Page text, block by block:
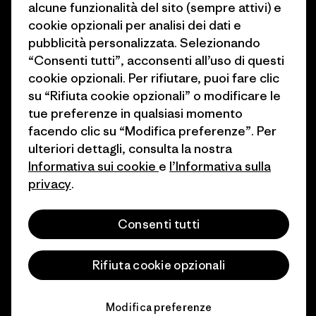
Come finanziamo
Buoni regalo
Trova un negozio
Industry program
Programma di affiliazione
Patagonia Italia Mappa del sito
© 2026 Patagonia, Inc. All Rights Reserved.
italiano
alcune funzionalità del sito (sempre attivi) e
cookie opzionali per analisi dei dati e
pubblicità personalizzata. Selezionando
“Consenti tutti”, acconsenti all’uso di questi
cookie opzionali. Per rifiutare, puoi fare clic
su “Rifiuta cookie opzionali” o modificare le
tue preferenze in qualsiasi momento
facendo clic su “Modifica preferenze”. Per
ulteriori dettagli, consulta la nostra
Informativa sui cookie e l’Informativa sulla
privacy.
Consenti tutti
Rifiuta cookie opzionali
Modifica preferenze